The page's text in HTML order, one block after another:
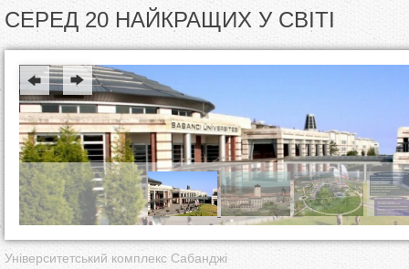
и
є
СЕРЕД 20 НАЙКРАЩИХ У СВІТІ
Університетський комплекс Сабанджі